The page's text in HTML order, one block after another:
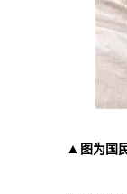
▲ 图为国